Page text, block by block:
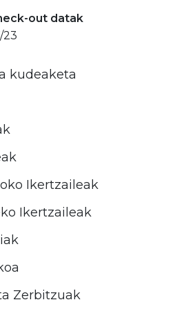
out datak
23
kudeaketa
Ikertzaileak
Ikertzaileak
Zerbitzuak